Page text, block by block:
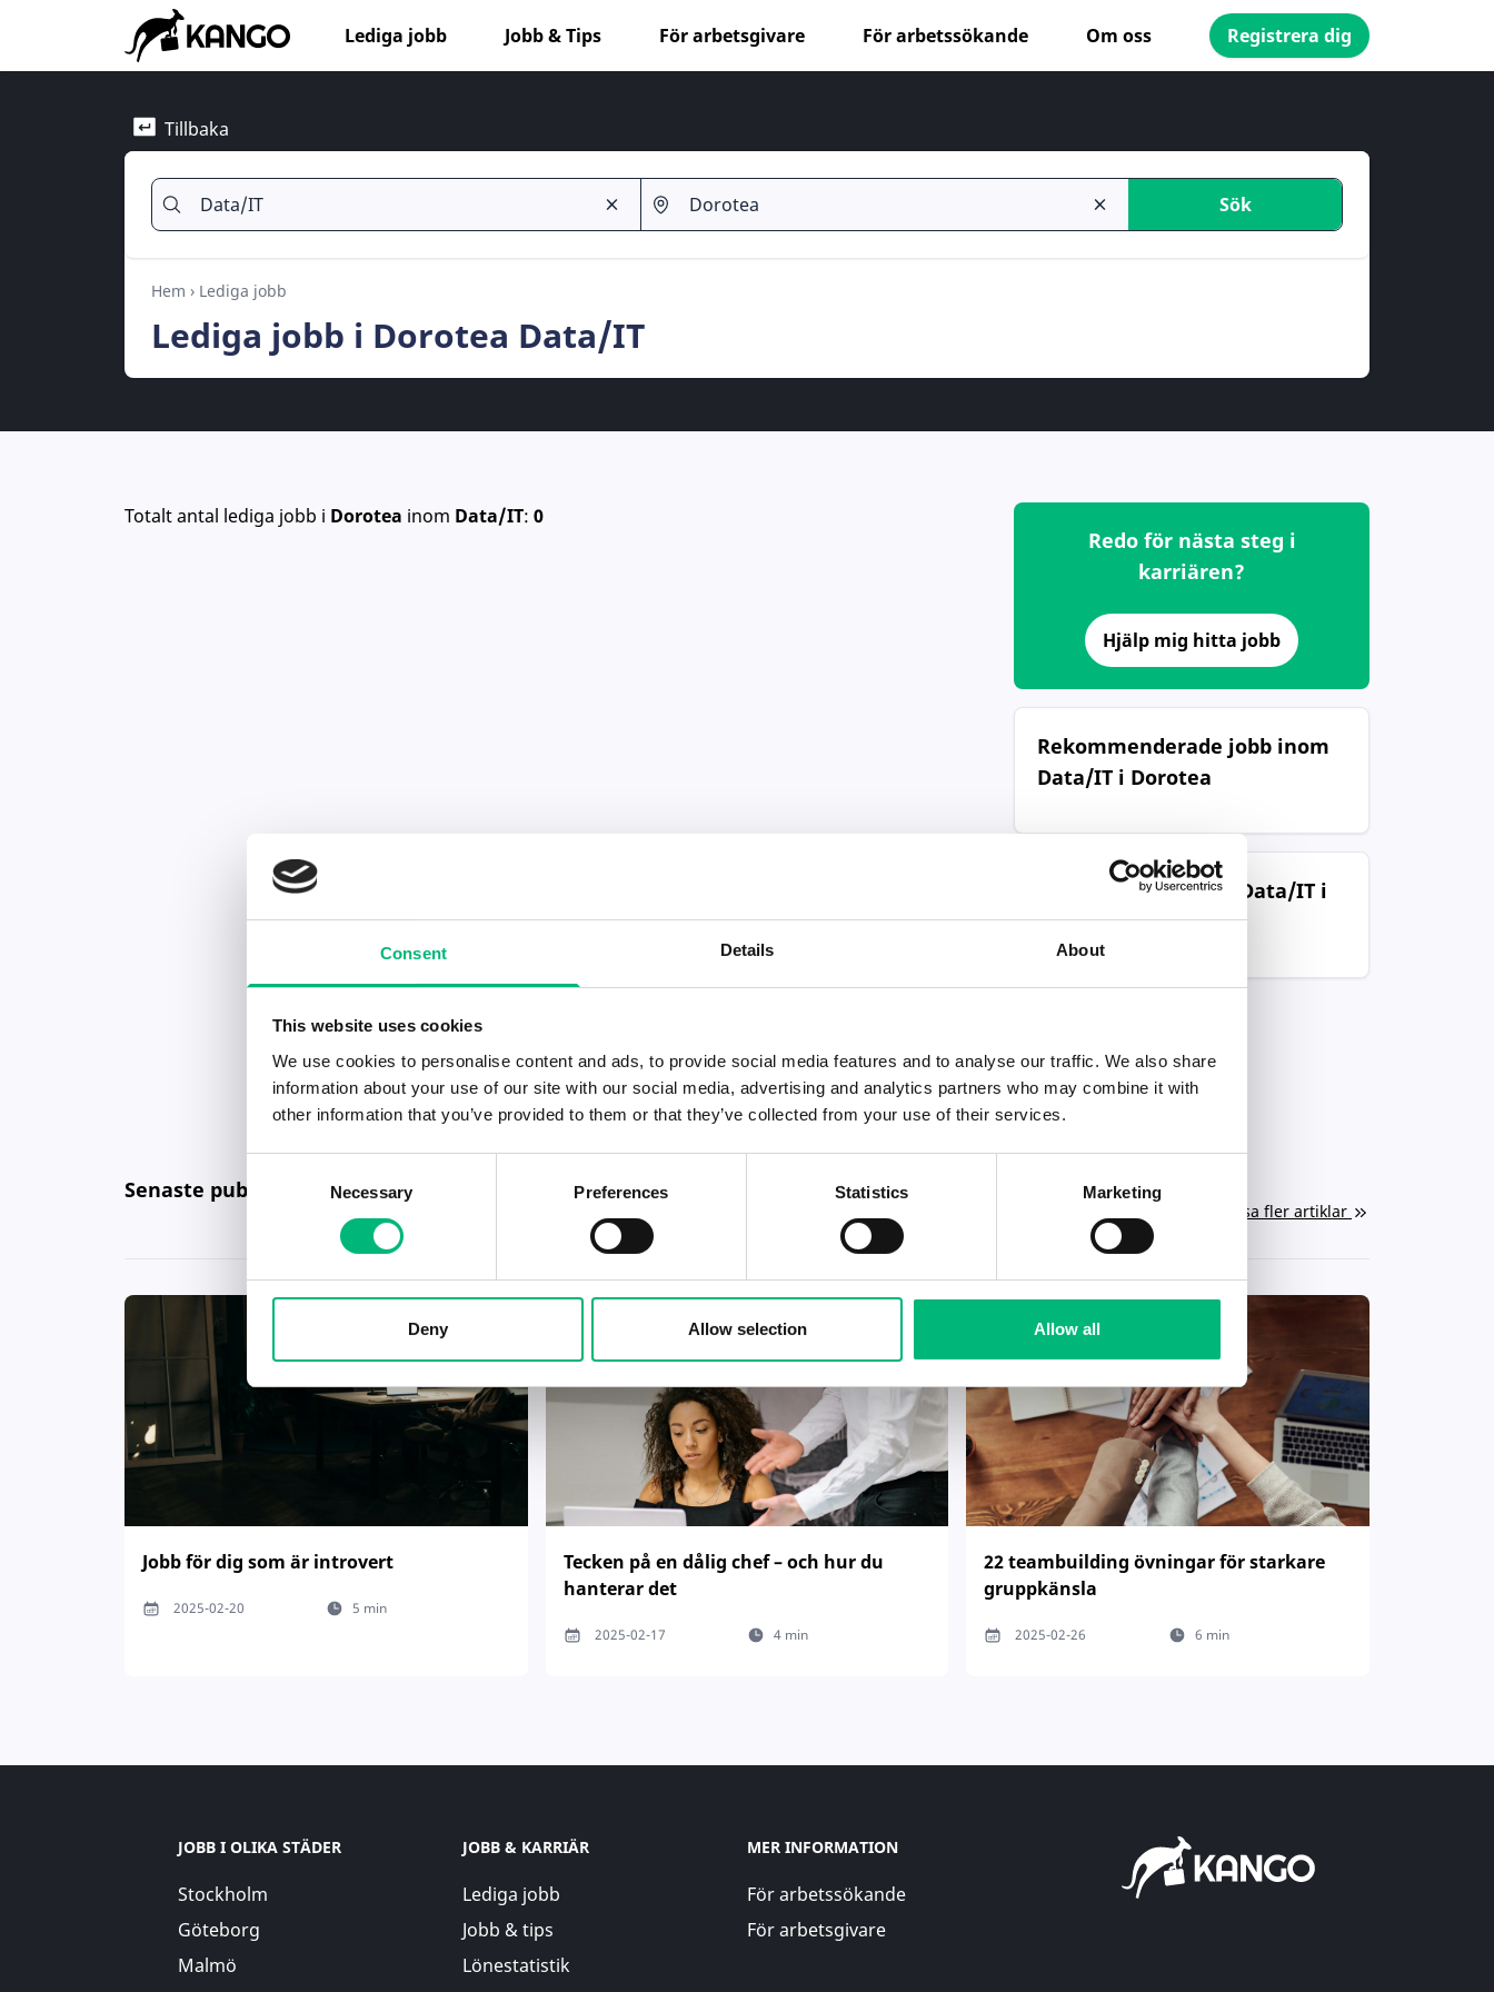
Consent Details About
This website uses cookies
We use cookies to personalise content and ads, to provide social media features and to analyse our traffic. We also share
information about your use of our site with our social media, advertising and analytics partners who may combine it with
other information that you’ve provided to them or that they’ve collected from your use of their services.
Selection
Necessary Preferences Statistics Marketing
Deny Allow selection Allow all
Lediga jobb Jobb & Tips För arbetsgivare För arbetssökande Om oss Registrera dig
Tillbaka
Sök
Hem › Lediga jobb
Lediga jobb i Dorotea Data/IT
Totalt antal lediga jobb i Dorotea inom Data/IT: 0
Redo för nästa steg i
karriären?
Hjälp mig hitta jobb
Rekommenderade jobb inom
Data/IT i Dorotea
Populära jobb inom Data/IT i
Dorotea
Senaste publiceringarna i Jobbnytt
Visa fler artiklar
Jobb för dig som är introvert
2025-02-20 5 min
Tecken på en dålig chef – och hur du
hanterar det
2025-02-17 4 min
22 teambuilding övningar för starkare
gruppkänsla
2025-02-26 6 min
JOBB I OLIKA STÄDER
Stockholm
Göteborg
Malmö
JOBB & KARRIÄR
Lediga jobb
Jobb & tips
Lönestatistik
MER INFORMATION
För arbetssökande
För arbetsgivare